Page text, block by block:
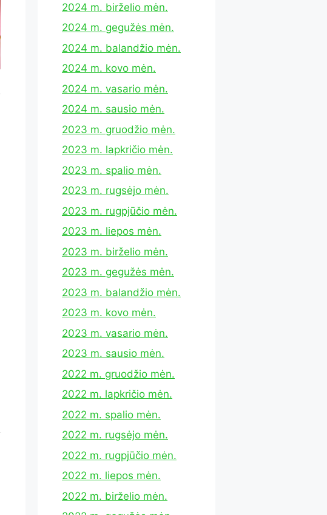
2024 m. birželio mėn.
2024 m. gegužės mėn.
2024 m. balandžio mėn.
2024 m. kovo mėn.
2024 m. vasario mėn.
2024 m. sausio mėn.
2023 m. gruodžio mėn.
2023 m. lapkričio mėn.
2023 m. spalio mėn.
2023 m. rugsėjo mėn.
2023 m. rugpjūčio mėn.
2023 m. liepos mėn.
2023 m. birželio mėn.
2023 m. gegužės mėn.
2023 m. balandžio mėn.
2023 m. kovo mėn.
2023 m. vasario mėn.
2023 m. sausio mėn.
2022 m. gruodžio mėn.
2022 m. lapkričio mėn.
2022 m. spalio mėn.
2022 m. rugsėjo mėn.
2022 m. rugpjūčio mėn.
2022 m. liepos mėn.
2022 m. birželio mėn.